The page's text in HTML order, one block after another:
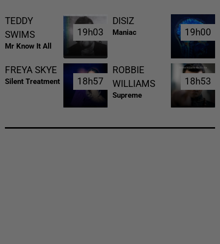
TEDDY
SWIMS
Mr Know It All
19h03
19h03
DISIZ
Maniac 19h00
19h00
FREYA SKYE
Silent Treatment 18h57
18h57
ROBBIE
WILLIAMS
Supreme
18h53
18h53